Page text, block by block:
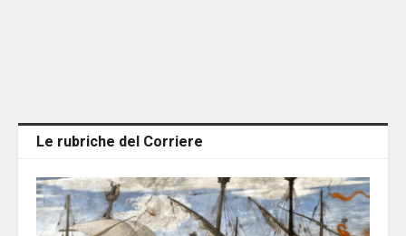
Le rubriche del Corriere